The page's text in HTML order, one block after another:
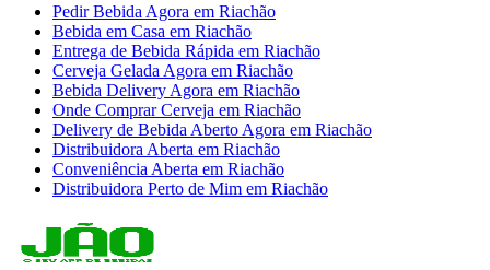
Pedir Bebida Agora em Riachão
Bebida em Casa em Riachão
Entrega de Bebida Rápida em Riachão
Cerveja Gelada Agora em Riachão
Bebida Delivery Agora em Riachão
Onde Comprar Cerveja em Riachão
Delivery de Bebida Aberto Agora em Riachão
Distribuidora Aberta em Riachão
Conveniência Aberta em Riachão
Distribuidora Perto de Mim em Riachão